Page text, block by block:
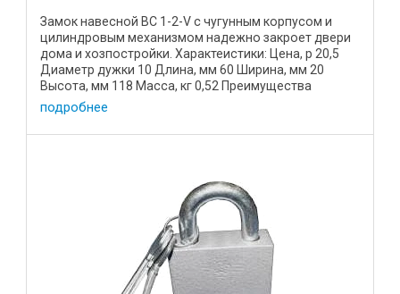
Замок навесной ВС 1-2-V с чугунным корпусом и
цилиндровым механизмом надежно закроет двери
дома и хозпостройки. Характеистики: Цена, р 20,5
Диаметр дужки 10 Длина, мм 60 Ширина, мм 20
Высота, мм 118 Масса, кг 0,52 Преимущества
устройства: Корпус ...
подробнее